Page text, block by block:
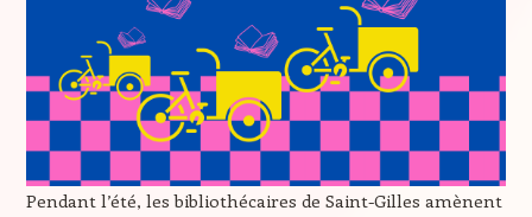
Pendant l’été, les bibliothécaires de Saint-Gilles amènent